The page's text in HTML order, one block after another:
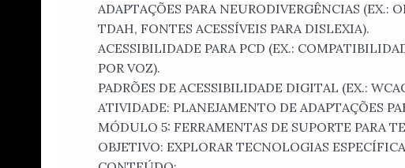
ADAPTAÇÕES PARA NEURODIVERGÊNCIAS (EX.:
TDAH, FONTES ACESSÍVEIS PARA DISLEXIA).
ACESSIBILIDADE PARA PCD (EX.:
POR VOZ).
PADRÕES DE ACESSIBILIDADE DIGITAL (EX.:
ATIVIDADE: PLANEJAMENTO DE ADAPTAÇÕES
MÓDULO 5: FERRAMENTAS DE SUPORTE PARA
OBJETIVO: EXPLORAR TECNOLOGIAS